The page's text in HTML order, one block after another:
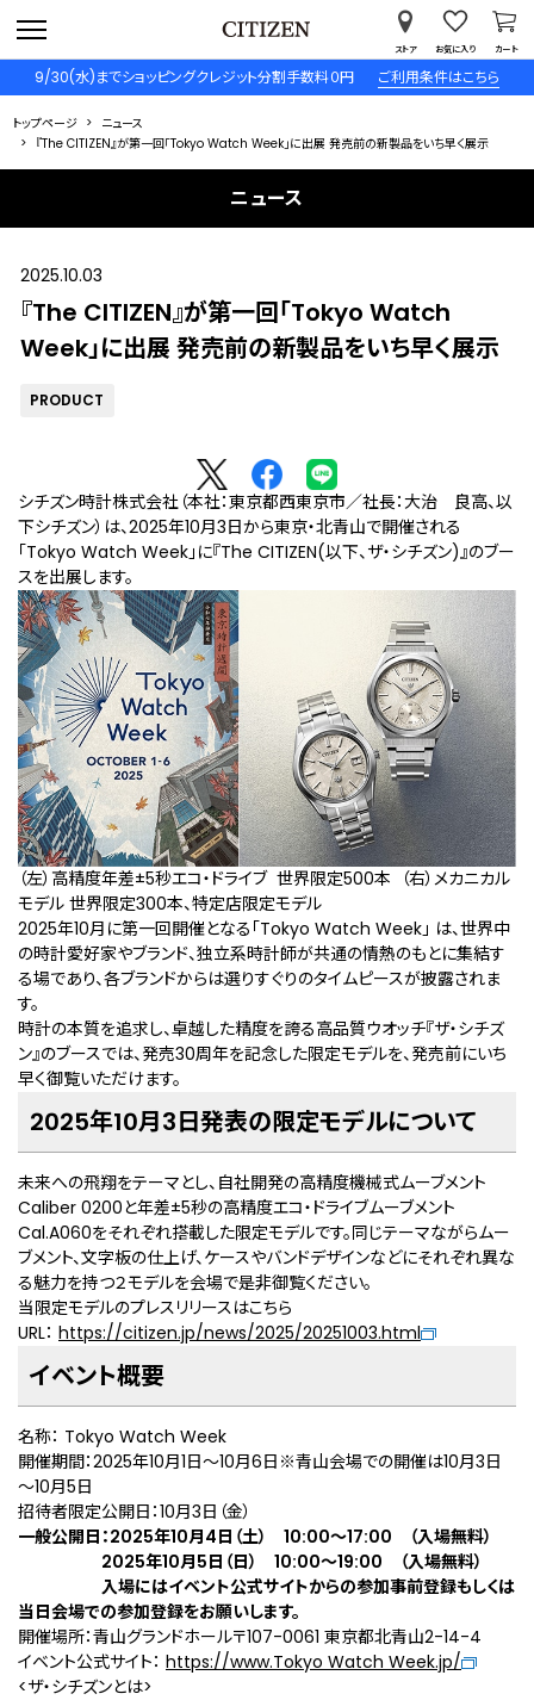
9/30(水)までショッピングクレジット分割手数料０円 ご利用条件はこちら
ストア お気に入り カート
トップページ
ニュース
『The CITIZEN』が第一回「Tokyo Watch Week」に出展 発売前の新製品をいち早く展示
ニュース
2025.10.03
『The CITIZEN』が第一回「Tokyo Watch
Week」に出展 発売前の新製品をいち早く展示
PRODUCT
シチズン時計株式会社（本社：東京都西東京市／社長：大治 良高、以
下シチズン）は、2025年10月3日から東京・北青山で開催される
「Tokyo Watch Week」に『The CITIZEN(以下、ザ・シチズン)』のブー
スを出展します。
（左）高精度年差±5秒エコ・ドライブ 世界限定500本 （右）メカニカル
モデル 世界限定300本、特定店限定モデル
2025年10月に第一回開催となる「Tokyo Watch Week」 は、世界中
の時計愛好家やブランド、独立系時計師が共通の情熱のもとに集結す
る場であり、各ブランドからは選りすぐりのタイムピースが披露されま
す。
時計の本質を追求し、卓越した精度を誇る⾼品質ウオッチ『ザ・シチズ
ン』のブースでは、発売30周年を記念した限定モデルを、発売前にいち
早く御覧いただけます。
2025年10月3日発表の限定モデルについて
未来への飛翔をテーマとし、自社開発の高精度機械式ムーブメント
Caliber 0200と年差±5秒の高精度エコ・ドライブムーブメント
Cal.A060をそれぞれ搭載した限定モデルです。同じテーマながらムー
ブメント、文字板の仕上げ、ケースやバンドデザインなどにそれぞれ異な
る魅力を持つ２モデルを会場で是非御覧ください。
当限定モデルのプレスリリースはこちら
URL： https://citizen.jp/news/2025/20251003.html
イベント概要
名称： Tokyo Watch Week
開催期間：2025年10月1日～10月6日※青山会場での開催は10月3日
～10月5日
招待者限定公開日：10月3日（金）
一般公開日：2025年10月4日（土） 10:00～17:00 （入場無料）
2025年10月5日（日） 10:00～19:00 （入場無料）
入場にはイベント公式サイトからの参加事前登録もしくは
当日会場での参加登録をお願いします。
開催場所：青山グランドホール〒107-0061 東京都北青山2-14-4
イベント公式サイト： https://www.Tokyo Watch Week.jp/
<ザ・シチズンとは>